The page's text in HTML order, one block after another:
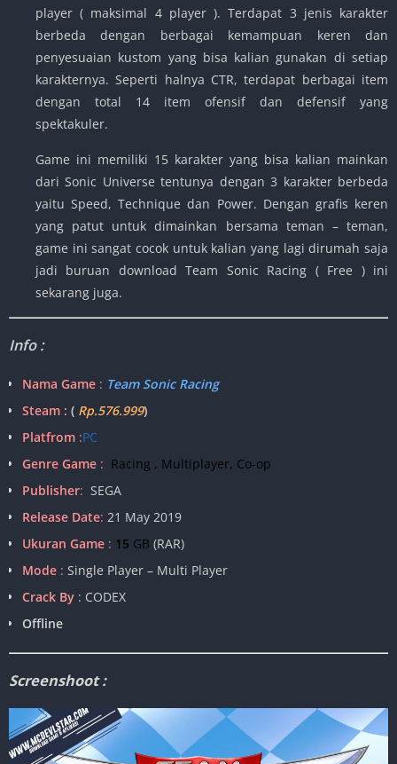
player ( maksimal 4 player ). Terdapat 3 jenis karakter
berbeda dengan berbagai kemampuan keren dan
penyesuaian kustom yang bisa kalian gunakan di setiap
karakternya. Seperti halnya CTR, terdapat berbagai item
dengan total 14 item ofensif dan defensif yang
spektakuler.
Game ini memiliki 15 karakter yang bisa kalian mainkan
dari Sonic Universe tentunya dengan 3 karakter berbeda
yaitu Speed, Technique dan Power. Dengan grafis keren
yang patut untuk dimainkan bersama teman – teman,
game ini sangat cocok untuk kalian yang lagi dirumah saja
jadi buruan download Team Sonic Racing ( Free ) ini
sekarang juga.
Info :
Nama Game : Team Sonic Racing
Steam : ( Rp.576.999)
Platfrom :PC
Genre Game : Racing , Multiplayer, Co-op
Publisher: SEGA
Release Date: 21 May 2019
Ukuran Game : 15 GB (RAR)
Mode : Single Player – Multi Player
Crack By : CODEX
Offline
Screenshoot :